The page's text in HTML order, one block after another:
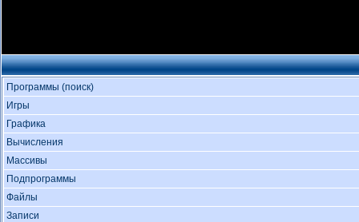
Программы (поиск)
Игры
Графика
Вычисления
Массивы
Подпрограммы
Файлы
Записи